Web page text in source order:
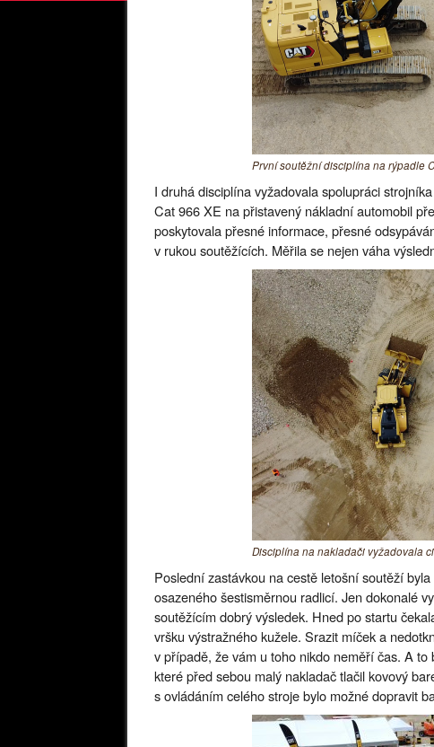
První soutěžní disciplína na rýpadle
I druhá disciplína vyžadovala spolupráci
Cat 966 XE na přistavený nákladní automobil
poskytovala přesné informace, přesné
v rukou soutěžících. Měřila se nejen váha
Disciplína na nakladači vyžadovala
Poslední zastávkou na cestě letošní soutěží
osazeného šestisměrnou radlicí. Jen dokonalé
soutěžícím dobrý výsledek. Hned po startu
vršku výstražného kužele. Srazit míček a
v případě, že vám u toho nikdo neměří čas. A
které před sebou malý nakladač tlačil kovový
s ovládáním celého stroje bylo možné dopravit